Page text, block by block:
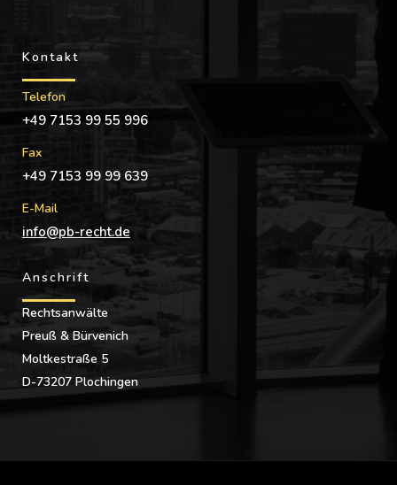
Kontakt
Telefon
+49 7153 99 55 996
Fax
+49 7153 99 99 639
E-Mail
info@pb-recht.de
Anschrift
Rechtsanwälte
Preuß & Bürvenich
Moltkestraße 5
D-73207 Plochingen